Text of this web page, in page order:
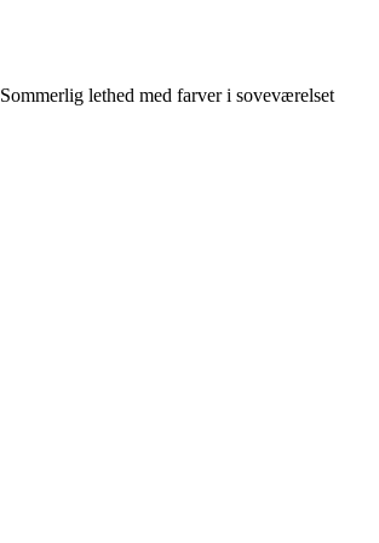
Sommerlig lethed med farver i soveværelset